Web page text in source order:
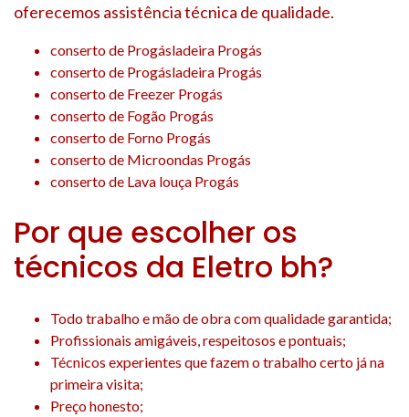
oferecemos assistência técnica de qualidade.
conserto de Progásladeira Progás
conserto de Progásladeira Progás
conserto de Freezer Progás
conserto de Fogão Progás
conserto de Forno Progás
conserto de Microondas Progás
conserto de Lava louça Progás
Por que escolher os
técnicos da Eletro bh?
Todo trabalho e mão de obra com qualidade garantida;
Profissionais amigáveis, respeitosos e pontuais;
Técnicos experientes que fazem o trabalho certo já na
primeira visita;
Preço honesto;